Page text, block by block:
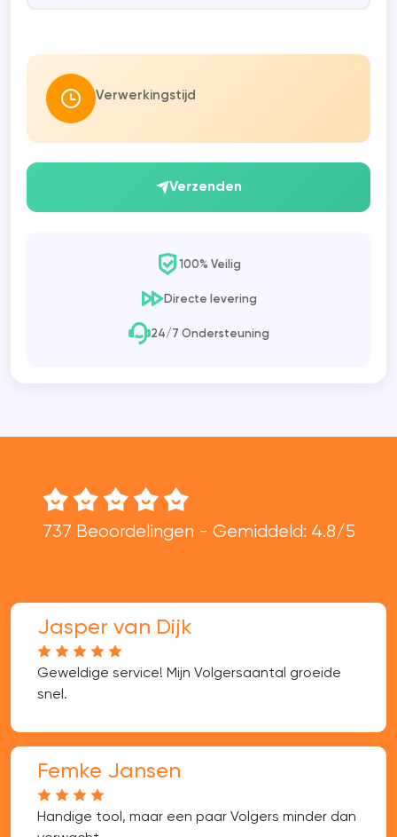
Verwerkingstijd
Verzenden
100% Veilig
Directe levering
24/7 Ondersteuning
737 Beoordelingen - Gemiddeld: 4.8/5
Jasper van Dijk
Geweldige service! Mijn Volgersaantal groeide
snel.
Femke Jansen
Handige tool, maar een paar Volgers minder dan